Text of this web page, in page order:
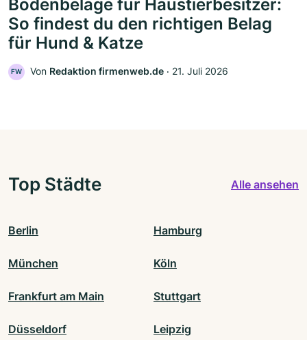
Bodenbeläge für Haustierbesitzer:
So findest du den richtigen Belag
für Hund & Katze
FW Von Redaktion firmenweb.de ‧ 21. Juli 2026
Top Städte Alle ansehen
Berlin Hamburg
München Köln
Frankfurt am Main Stuttgart
Düsseldorf Leipzig